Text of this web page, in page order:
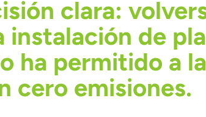
clara:
de
ha permitido a la
cero emisiones.